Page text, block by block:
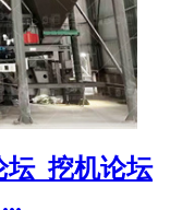
坛_挖机论坛